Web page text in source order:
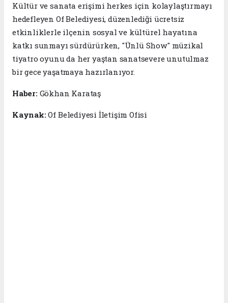
Kültür ve sanata erişimi herkes için kolaylaştırmayı
hedefleyen Of Belediyesi, düzenlediği ücretsiz
etkinliklerle ilçenin sosyal ve kültürel hayatına
katkı sunmayı sürdürürken, "Ünlü Show" müzikal
tiyatro oyunu da her yaştan sanatsevere unutulmaz
bir gece yaşatmaya hazırlanıyor.
Haber:Gökhan Karataş
Kaynak:Of Belediyesi İletişim Ofisi